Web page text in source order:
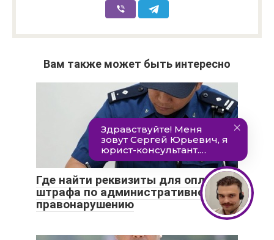
Вам также может быть интересно
Где найти реквизиты для оплаты
штрафа по административному
правонарушению